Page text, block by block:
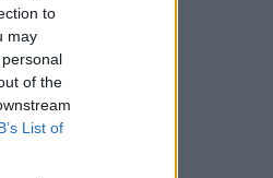
to
may
of the
List of